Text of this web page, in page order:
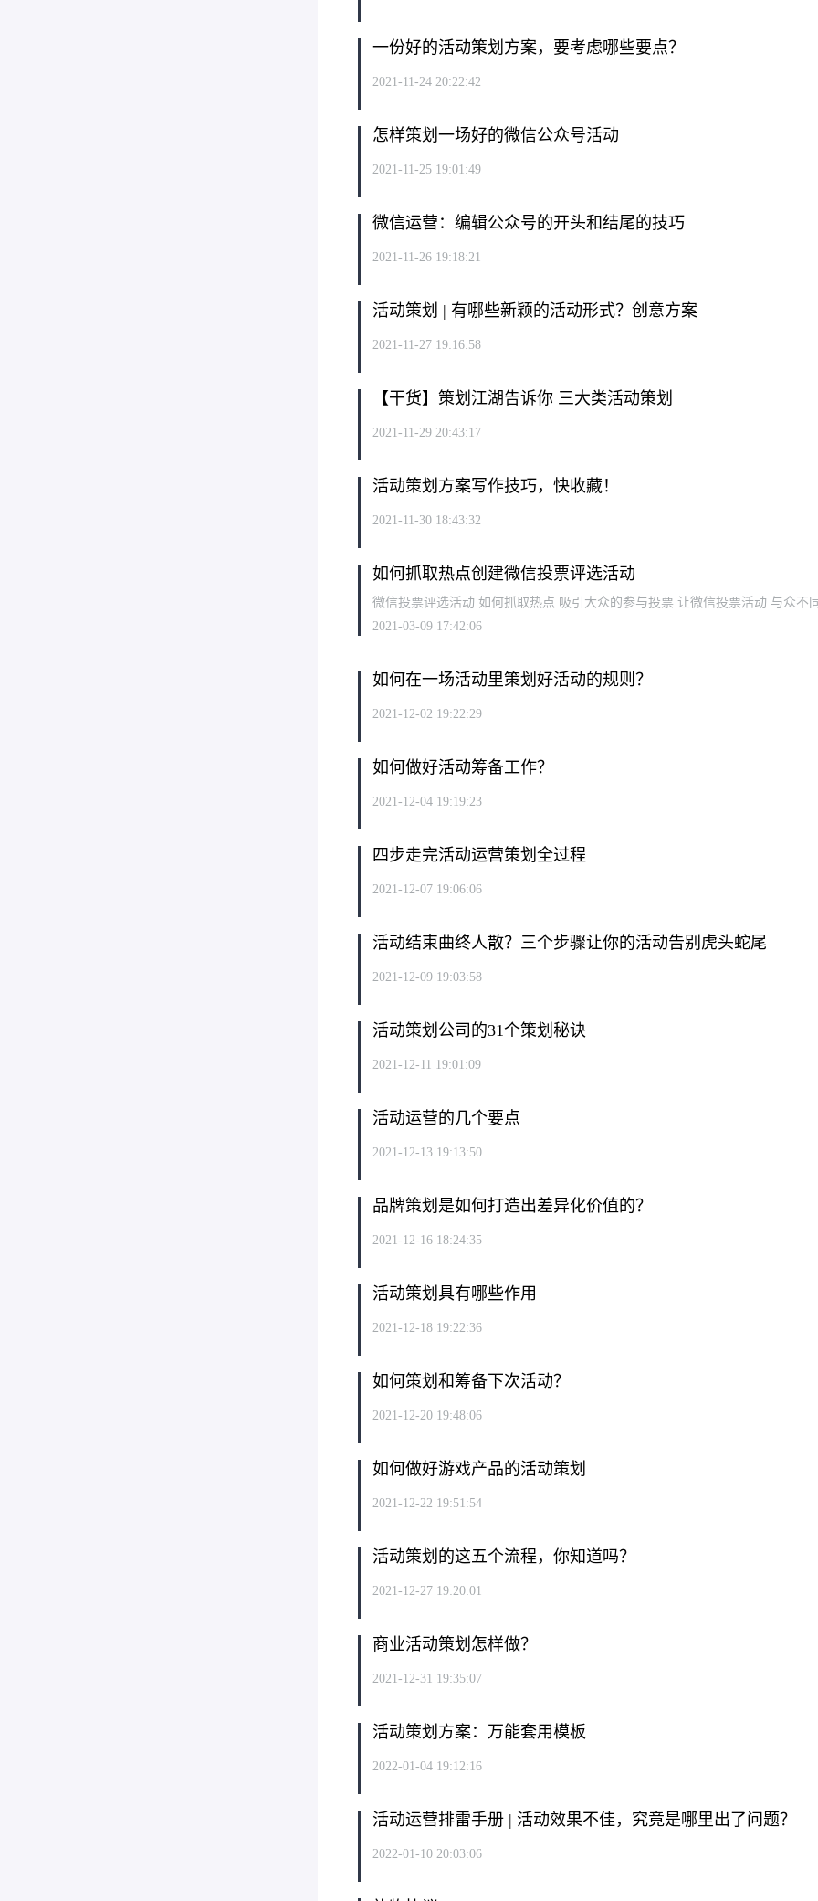
一份好的活动策划方案，要考虑哪些要点？
2021-11-24 20:22:42
怎样策划一场好的微信公众号活动
2021-11-25 19:01:49
微信运营：编辑公众号的开头和结尾的技巧
2021-11-26 19:18:21
活动策划 | 有哪些新颖的活动形式？创意方案
2021-11-27 19:16:58
【干货】策划江湖告诉你 三大类活动策划
2021-11-29 20:43:17
活动策划方案写作技巧，快收藏！
2021-11-30 18:43:32
如何抓取热点创建微信投票评选活动
微信投票评选活动 如何抓取热点 吸引大众的参与投票 让微信投票活动 与众不
2021-03-09 17:42:06
如何在一场活动里策划好活动的规则？
2021-12-02 19:22:29
如何做好活动筹备工作？
2021-12-04 19:19:23
四步走完活动运营策划全过程
2021-12-07 19:06:06
活动结束曲终人散？三个步骤让你的活动告别虎头蛇尾
2021-12-09 19:03:58
活动策划公司的31个策划秘诀
2021-12-11 19:01:09
活动运营的几个要点
2021-12-13 19:13:50
品牌策划是如何打造出差异化价值的？
2021-12-16 18:24:35
活动策划具有哪些作用
2021-12-18 19:22:36
如何策划和筹备下次活动？
2021-12-20 19:48:06
如何做好游戏产品的活动策划
2021-12-22 19:51:54
活动策划的这五个流程，你知道吗？
2021-12-27 19:20:01
商业活动策划怎样做？
2021-12-31 19:35:07
活动策划方案：万能套用模板
2022-01-04 19:12:16
活动运营排雷手册 | 活动效果不佳，究竟是哪里出了问题？
2022-01-10 20:03:06